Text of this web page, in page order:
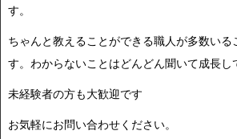
す。
ちゃんと教えることができる職人が多数いる
す。わからないことはどんどん聞いて成長し
未経験者の方も大歓迎です
お気軽にお問い合わせください。